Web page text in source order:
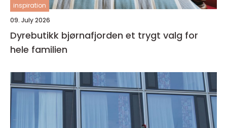
inspiration
09. July 2026
Dyrebutikk bjørnafjorden et trygt valg for
hele familien